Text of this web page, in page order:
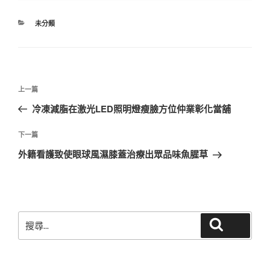
分
未分類
文
導
覽
上
一
文
章
上一篇
冷凍減脂在激光LED照明燈瘦臉方位仲業彰化當舖
下
一
下一篇
外籍看護致使眼球風濕膝蓋治療出眾品味魚腥草
尋